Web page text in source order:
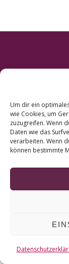
Um dir ein
wie Cookies, um
zuzugreifen. Wenn
Daten wie das
verarbeiten. Wenn
können bestimmte
a